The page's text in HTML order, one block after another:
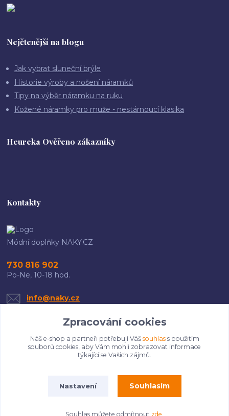
Nejčtenější na blogu
Jak vybrat sluneční brýle
Historie výroby a nošení náramků
Tipy na výběr náramku na ruku
Kožené náramky pro muže - nestárnoucí klasika
Heureka Ověřeno zákazníky
Kontakty
Módní doplňky NAKY.CZ
730 816 902
Po-Ne, 10-18 hod.
info@naky.cz
Upravit sběr cookies.
Zpracování cookies
Náš e-shop a partneři potřebují Váš souhlass použitím
souborů cookies, aby Vám mohli zobrazovat informace
týkající se Vašich zájmů.
Nastavení Souhlasím
Souhlas můžete odmítnout zde